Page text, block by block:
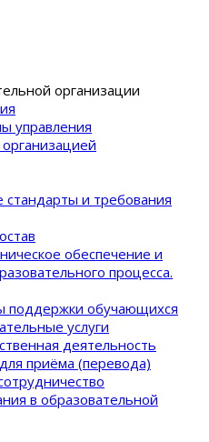
организации
управления
и требования
обеспечение и
процеcса.
поддержки обучающихся
услуги
деятельность
приёма (перевода)
в образовательной